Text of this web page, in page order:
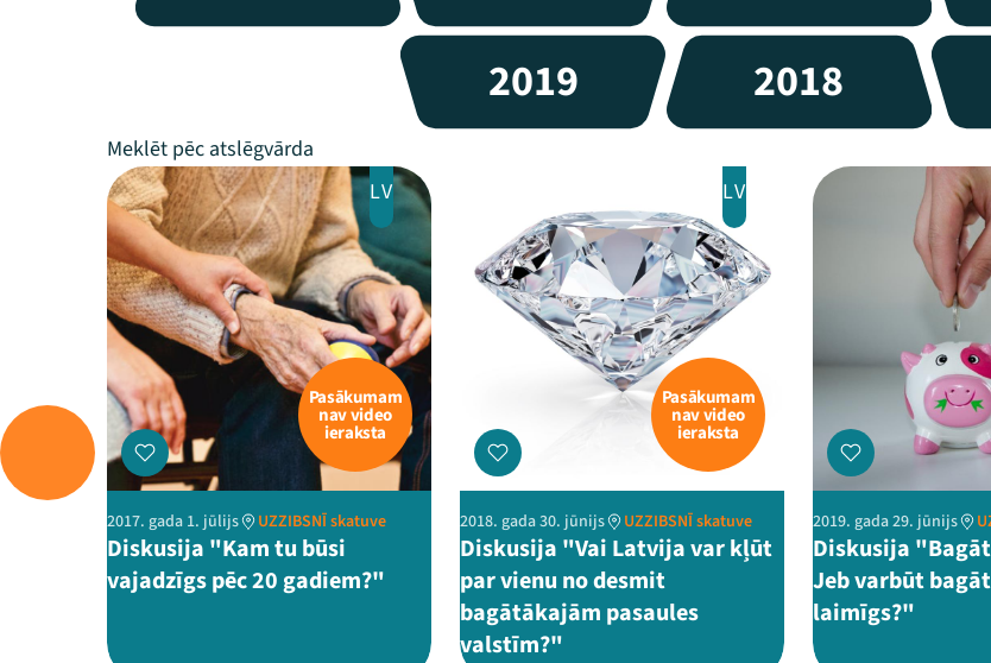
2019
2018
LV
Pasākumam
nav video
ieraksta
2017. gada 1. jūlijs UZZIBSNĪ skatuve
Diskusija "Kam tu būsi
vajadzīgs pēc 20 gadiem?"
LV
Pasākumam
nav video
ieraksta
2018. gada 30. jūnijs UZZIBSNĪ skatuve
Diskusija "Vai Latvija var kļūt
par vienu no desmit
bagātākajām pasaules
valstīm?"
2019. gada 29. jūnijs
Diskusija
Jeb varbūt
laimīgs?"